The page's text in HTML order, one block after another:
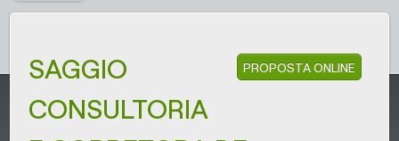
PROPOSTA ONLINE
SAGGIO
CONSULTORIA